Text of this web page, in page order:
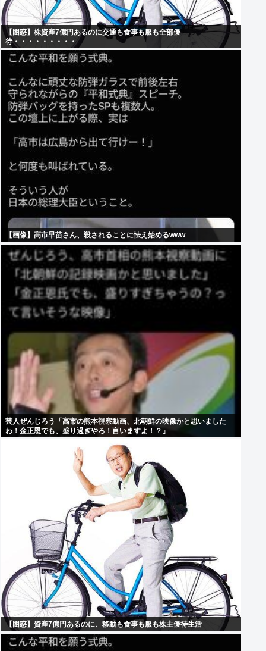
【困惑】株資産7億円あるのに交通も食事も服も全部優
待・・・・・・・・・
【画像】高市早苗さん、殺されることに怯え始めるwww
芸人ぜんじろう「高市の熊本視察動画、北朝鮮の映像かと思いました
わ！金正恩でも、盛り過ぎやろ！言いますよ！？」
【困惑】資産7億円あるのに、移動も食事も服も株主優待生活